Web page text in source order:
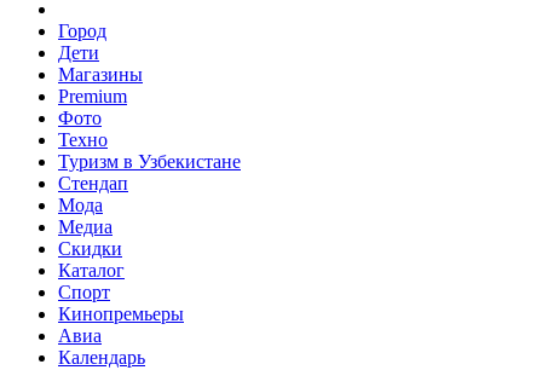
Город
Дети
Магазины
Premium
Фото
Техно
Туризм в Узбекистане
Стендап
Мода
Медиа
Скидки
Каталог
Спорт
Кинопремьеры
Авиа
Календарь